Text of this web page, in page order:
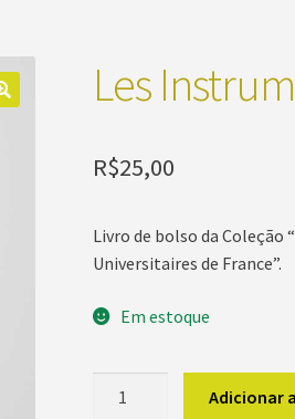
Les
R$25,00
Livro de bolso da Coleção
Universitaires de France”.
Em estoque
Adicionar